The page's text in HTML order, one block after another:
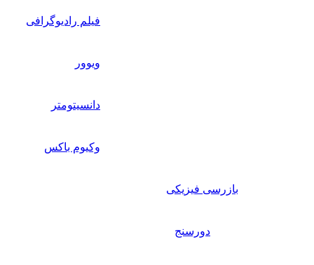
فیلم رادیوگرافی
ویوور
دانسیتومتر
وکیوم باکس
بازرسی فیزیکی
دورسنج